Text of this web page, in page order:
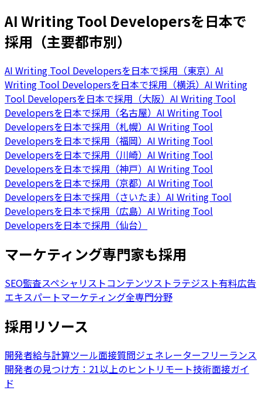
AI Writing Tool Developersを日本で
採用（主要都市別）
AI Writing Tool Developersを日本で採用（東京） AI
Writing Tool Developersを日本で採用（横浜） AI Writing
Tool Developersを日本で採用（大阪） AI Writing Tool
Developersを日本で採用（名古屋） AI Writing Tool
Developersを日本で採用（札幌） AI Writing Tool
Developersを日本で採用（福岡） AI Writing Tool
Developersを日本で採用（川崎） AI Writing Tool
Developersを日本で採用（神戸） AI Writing Tool
Developersを日本で採用（京都） AI Writing Tool
Developersを日本で採用（さいたま） AI Writing Tool
Developersを日本で採用（広島） AI Writing Tool
Developersを日本で採用（仙台）
マーケティング専門家も採用
SEO監査スペシャリストコンテンツストラテジスト有料広告
エキスパートマーケティング全専門分野
採用リソース
開発者給与計算ツール面接質問ジェネレーターフリーランス
開発者の見つけ方：21以上のヒント リモート技術面接ガイ
ド